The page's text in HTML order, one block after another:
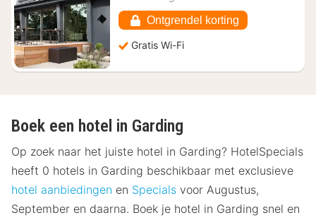
143,87
Ontgrendel korting
Gratis Wi-Fi
Boek een hotel in Garding
Op zoek naar het juiste hotel in Garding? HotelSpecials
heeft 0 hotels in Garding beschikbaar met exclusieve
hotel aanbiedingen en Specials voor Augustus,
September en daarna. Boek je hotel in Garding snel en